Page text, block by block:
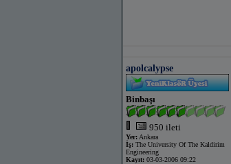
apolcalypse
Binbaşı
950 ileti
Yer: Ankara
İş: The University Of The Kaldirim
Engineering
Kayıt: 03-03-2006 09:22